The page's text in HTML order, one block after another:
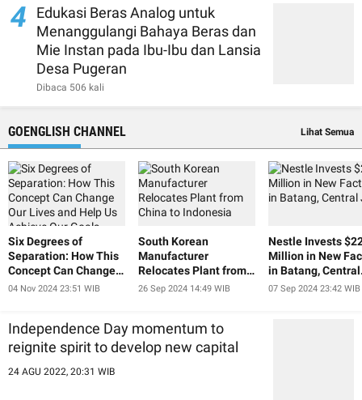
4
Edukasi Beras Analog untuk
Menanggulangi Bahaya Beras dan
Mie Instan pada Ibu-Ibu dan Lansia
Desa Pugeran
Dibaca 506 kali
GOENGLISH CHANNEL Lihat Semua
Six Degrees of
Separation: How This
Concept Can Change
Our Lives and Help Us
04 Nov 2024 23:51 WIB
South Korean
Manufacturer
Relocates Plant from
China to Indonesia
26 Sep 2024 14:49 WIB
Nestle Invests
Million in New
in Batang, Central
Java
07 Sep 2024 23:42 WIB
Independence Day momentum to
reignite spirit to develop new capital
24 AGU 2022, 20:31 WIB